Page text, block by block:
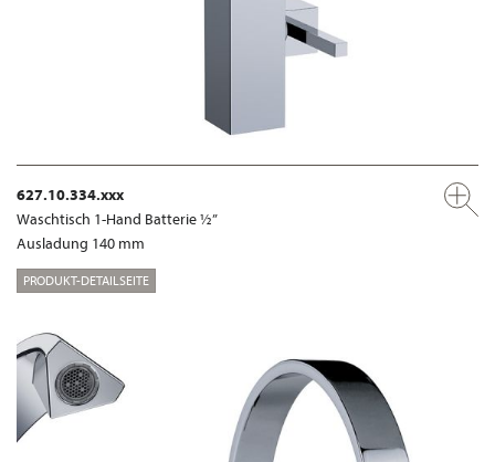
627.10.334.xxx
Waschtisch 1-Hand Batterie ½”
Ausladung 140 mm
PRODUKT-DETAILSEITE